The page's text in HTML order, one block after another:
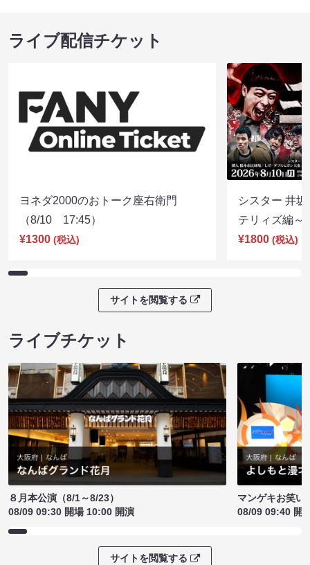
ライブ配信チケット
ヨネダ2000のおトーク座右衛門
（8/10 17:45）
¥1300 (税込)
シスター 井
テリィズ編
¥1800 (税込)
サイトを閲覧する
ライブチケット
８月本公演（8/1～8/23）
08/09 09:30 開場 10:00 開演
マンゲキお笑い
08/09 09:40 開
サイトを閲覧する